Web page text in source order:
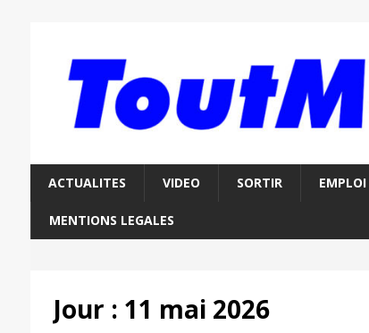
ACTUALITES VIDEO SORTIR EMPLOI
MENTIONS LEGALES
Jour : 11 mai 2026